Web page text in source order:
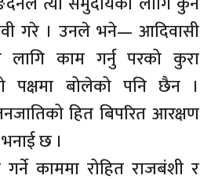
गरे । उनले भने— आदिवासी
लागि काम गर्नु परको कुरा
पक्षमा बोलेको पनि छैन ।
हित बिपरित आरक्षण
छ ।
गर्ने काममा रोहित राजबंशी र